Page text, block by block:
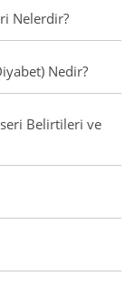
Nelerdir?
Nedir?
Belirtileri ve